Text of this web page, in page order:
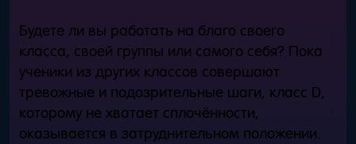
Будете ли вы работать на благо своего
класса, своей группы или самого себя? Пока
ученики из других классов совершают
тревожные и подозрительные шаги, класс D,
которому не хватает сплочённости,
оказывается в затруднительном положении.